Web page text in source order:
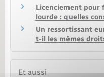
Licenciement pour
lourde : quelles
Un ressortissant
t-il les mêmes
Et aussi